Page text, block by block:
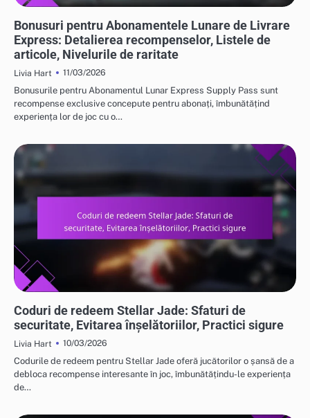
Bonusuri pentru Abonamentele Lunare de Livrare
Express: Detalierea recompenselor, Listele de
articole, Nivelurile de raritate
Livia Hart
11/03/2026
Bonusurile pentru Abonamentul Lunar Express Supply Pass sunt
recompense exclusive concepute pentru abonați, îmbunătățind
experiența lor de joc cu o…
Coduri de redeem Stellar Jade: Sfaturi de
securitate, Evitarea înșelătoriilor, Practici sigure
Livia Hart
10/03/2026
Codurile de redeem pentru Stellar Jade oferă jucătorilor o șansă de a
debloca recompense interesante în joc, îmbunătățindu-le experiența
de…